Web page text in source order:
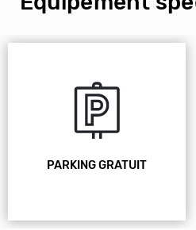
PARKING GRATUIT